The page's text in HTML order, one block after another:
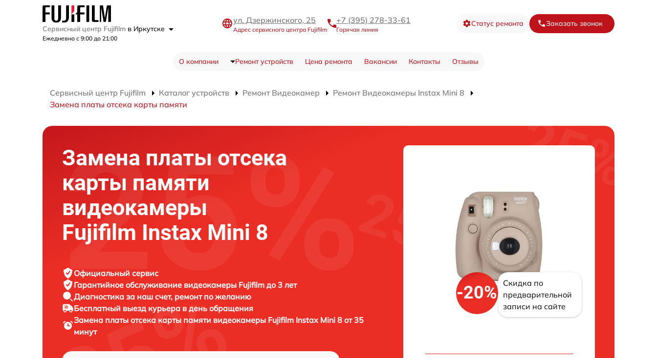
Сервисный центр Fujifilm в Иркутске
Ежедневно с 9:00 до 21:00
ул. Дзержинского, 25
Адрес сервисного центра Fujifilm
+7 (395) 278-33-61
Горячая линия
Статус ремонта Заказать звонок
О компании Ремонт устройств Цена ремонта Вакансии Контакты Отзывы
Сервисный центр Fujifilm Каталог устройств Ремонт Видеокамер
Ремонт Видеокамеры Instax Mini 8
Замена платы отсека карты памяти
Замена платы отсека
карты памяти
видеокамеры
Fujifilm Instax Mini 8
Официальный сервис
Гарантийное обслуживание видеокамеры Fujifilm до 3 лет
Диагностика за наш счет, ремонт по желанию
Бесплатный выезд курьера в день обращения
Замена платы отсека карты памяти видеокамеры Fujifilm Instax Mini 8 от 35
минут
-20%
Скидка по
предварительной
записи на сайте